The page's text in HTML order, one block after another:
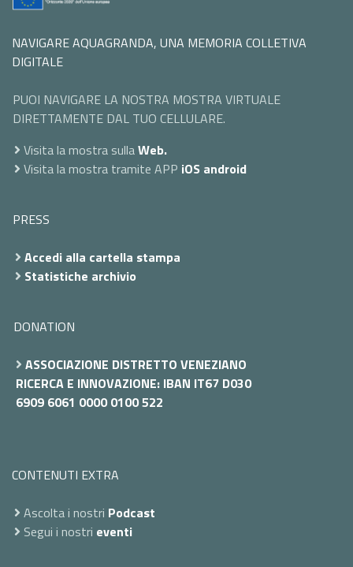
NAVIGARE AQUAGRANDA, UNA MEMORIA COLLETIVA
DIGITALE
PUOI NAVIGARE LA NOSTRA MOSTRA VIRTUALE
DIRETTAMENTE DAL TUO CELLULARE.
Visita la mostra sullaWeb.
Visita la mostra tramite APP iOS android
PRESS
Accedi alla cartella stampa
Statistiche archivio
DONATION
ASSOCIAZIONE DISTRETTO VENEZIANO
RICERCA E INNOVAZIONE: IBAN IT67 D030
6909 6061 0000 0100 522
CONTENUTI EXTRA
Ascolta i nostri Podcast
Segui i nostri eventi